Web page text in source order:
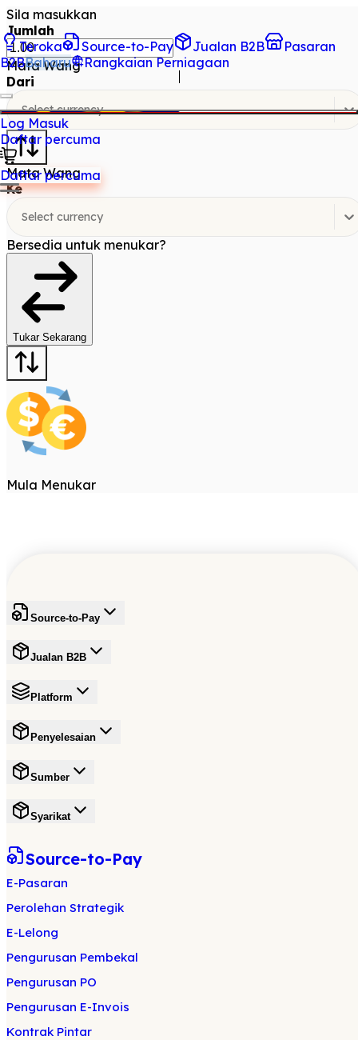
Teroka Source-to-Pay Jualan B2B
Pasaran
B2BBaharu Rangkaian Perniagaan
Log Masuk
Daftar percuma
Daftar percuma
Sila masukkan
Jumlah
Mata Wang
Dari
Select currency
Mata Wang
Ke
Select currency
Bersedia untuk menukar?
Tukar Sekarang
Mula Menukar
Source-to-Pay
Jualan B2B
Platform
Penyelesaian
Sumber
Syarikat
Source-to-Pay
E-Pasaran
Perolehan Strategik
E-Lelong
Pengurusan Pembekal
Pengurusan PO
Pengurusan E-Invois
Kontrak Pintar